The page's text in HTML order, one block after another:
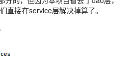
直接在service层解决掉算了。